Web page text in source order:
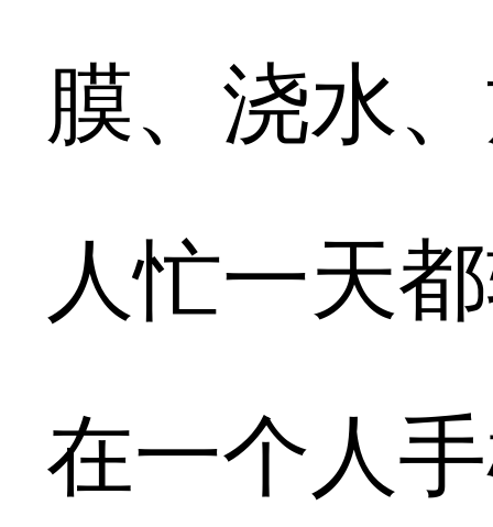
膜、浇水
人忙一天
在一个人